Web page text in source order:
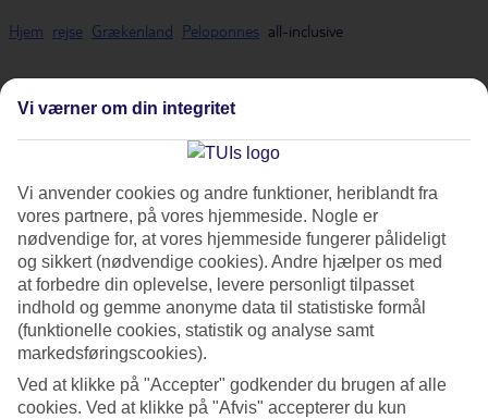
Hjem rejse Grækenland Peloponnes all-inclusive
All Inclusive - Peloponnes
drikke godt på hotellet uden at tænke på regningen. Charterrejser
med All Inclusive indebærer ganske enkelt, at både voksne og børn
kan tage for sig af mad, drikke, is og søde sager uden nogen som
helst begrænsninger. Ved at bestille en rejse med All Inclusive til
Peloponnes får du det bedste af to verdener i din ferie: sol og varme
– og en følelse af, at (næsten) alt indgår.
Find din bedste All Inclusive
Her nedenfor finder du alle vores udvalgte All Inclusive-hoteller for
Vi værner om din integritet
Vi anvender cookies og andre funktioner, heriblandt fra
vores partnere, på vores hjemmeside. Nogle er
nødvendige for, at vores hjemmeside fungerer pålideligt
og sikkert (nødvendige cookies). Andre hjælper os med
at forbedre din oplevelse, levere personligt tilpasset
indhold og gemme anonyme data til statistiske formål
(funktionelle cookies, statistik og analyse samt
markedsføringscookies).
Ved at klikke på "Accepter" godkender du brugen af alle
cookies. Ved at klikke på "Afvis" accepterer du kun